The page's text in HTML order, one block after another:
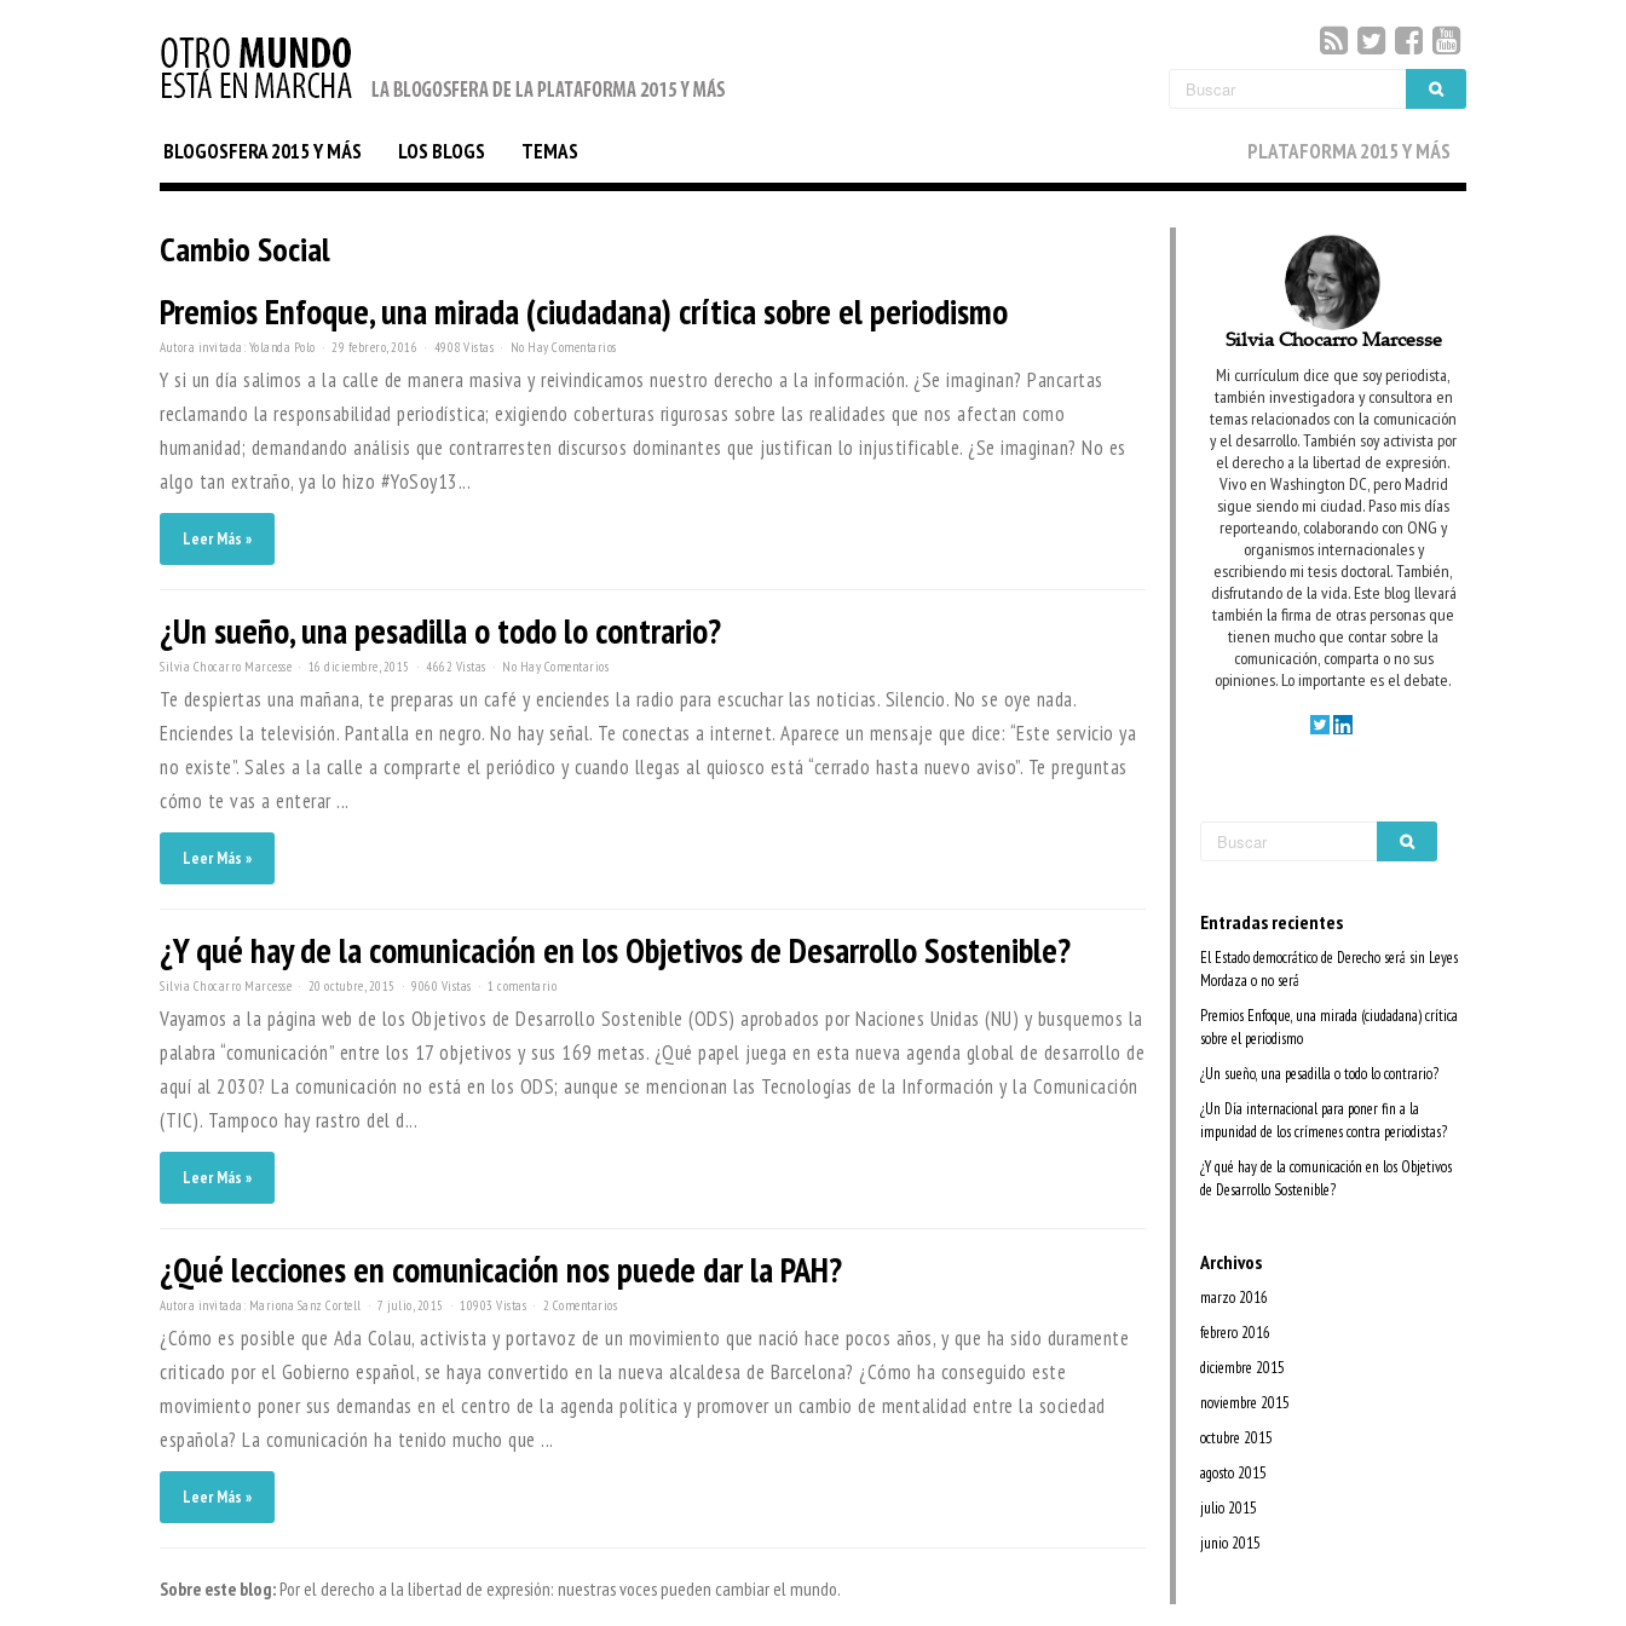
BLOGOSFERA 2015 Y MÁS LOS BLOGS TEMAS PLATAFORMA 2015 Y MÁS
Cambio Social
Premios Enfoque, una mirada (ciudadana) crítica sobre el periodismo
Autora invitada: Yolanda Polo 29 febrero, 2016 4908 Vistas No Hay Comentarios
Y si un día salimos a la calle de manera masiva y reivindicamos nuestro derecho a la información. ¿Se imaginan? Pancartas
reclamando la responsabilidad periodística; exigiendo coberturas rigurosas sobre las realidades que nos afectan como
humanidad; demandando análisis que contrarresten discursos dominantes que justifican lo injustificable. ¿Se imaginan? No es
algo tan extraño, ya lo hizo #YoSoy13...
Leer Más »
¿Un sueño, una pesadilla o todo lo contrario?
Silvia Chocarro Marcesse 16 diciembre, 2015 4662 Vistas No Hay Comentarios
Te despiertas una mañana, te preparas un café y enciendes la radio para escuchar las noticias. Silencio. No se oye nada.
Enciendes la televisión. Pantalla en negro. No hay señal. Te conectas a internet. Aparece un mensaje que dice: “Este servicio ya
no existe”. Sales a la calle a comprarte el periódico y cuando llegas al quiosco está “cerrado hasta nuevo aviso”. Te preguntas
cómo te vas a enterar ...
Leer Más »
¿Y qué hay de la comunicación en los Objetivos de Desarrollo Sostenible?
Silvia Chocarro Marcesse 20 octubre, 2015 9060 Vistas 1 comentario
Vayamos a la página web de los Objetivos de Desarrollo Sostenible (ODS) aprobados por Naciones Unidas (NU) y busquemos la
palabra “comunicación” entre los 17 objetivos y sus 169 metas. ¿Qué papel juega en esta nueva agenda global de desarrollo de
aquí al 2030? La comunicación no está en los ODS; aunque se mencionan las Tecnologías de la Información y la Comunicación
(TIC). Tampoco hay rastro del d...
Leer Más »
¿Qué lecciones en comunicación nos puede dar la PAH?
Autora invitada: Mariona Sanz Cortell 7 julio, 2015 10903 Vistas 2 Comentarios
¿Cómo es posible que Ada Colau, activista y portavoz de un movimiento que nació hace pocos años, y que ha sido duramente
criticado por el Gobierno español, se haya convertido en la nueva alcaldesa de Barcelona? ¿Cómo ha conseguido este
movimiento poner sus demandas en el centro de la agenda política y promover un cambio de mentalidad entre la sociedad
española? La comunicación ha tenido mucho que ...
Leer Más »
Sobre este blog:Por el derecho a la libertad de expresión: nuestras voces pueden cambiar el mundo.
Silvia Chocarro Marcesse
Mi currículum dice que soy periodista,
también investigadora y consultora en
temas relacionados con la comunicación
y el desarrollo. También soy activista por
el derecho a la libertad de expresión.
Vivo en Washington DC, pero Madrid
sigue siendo mi ciudad. Paso mis días
reporteando, colaborando con ONG y
organismos internacionales y
escribiendo mi tesis doctoral. También,
disfrutando de la vida.Este blog llevará
también la firma de otras personas que
tienen mucho que contar sobre la
comunicación, comparta o no sus
opiniones. Lo importante es el debate.
Entradas recientes
El Estado democrático de Derecho será sin Leyes
Mordaza o no será
Premios Enfoque, una mirada (ciudadana) crítica
sobre el periodismo
¿Un sueño, una pesadilla o todo lo contrario?
¿Un Día internacional para poner fin a la
impunidad de los crímenes contra periodistas?
¿Y qué hay de la comunicación en los Objetivos
de Desarrollo Sostenible?
Archivos
marzo 2016
febrero 2016
diciembre 2015
noviembre 2015
octubre 2015
agosto 2015
julio 2015
junio 2015